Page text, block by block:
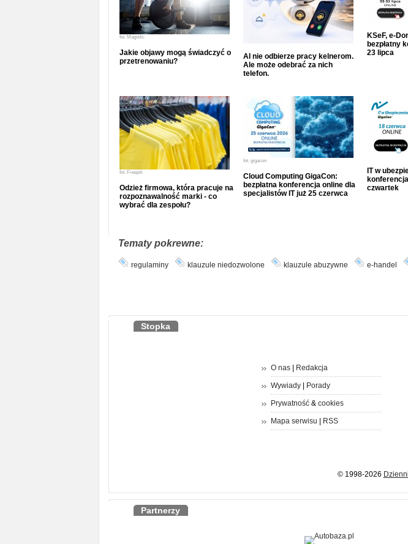
fot. Magnific
Jakie objawy mogą świadczyć o
przetrenowaniu?
AI nie odbierze pracy kelnerom.
Ale może odebrać za nich
telefon.
KSeF, e-
bezpłatny
23 lipca
fot. Freepik
Odzież firmowa, która pracuje na
rozpoznawalność marki - co
wybrać dla zespołu?
fot. gigacon
Cloud Computing GigaCon:
bezpłatna konferencja online dla
specjalistów IT już 25 czerwca
IT w
czwartek
Tematy pokrewne:
regulaminy klauzule niedozwolone klauzule abuzywne e-handel
Stopka
O nas| Redakcja
Wywiady| Porady
Prywatność& cookies
Mapa serwisu RSS
© 1998-2026
Partnerzy